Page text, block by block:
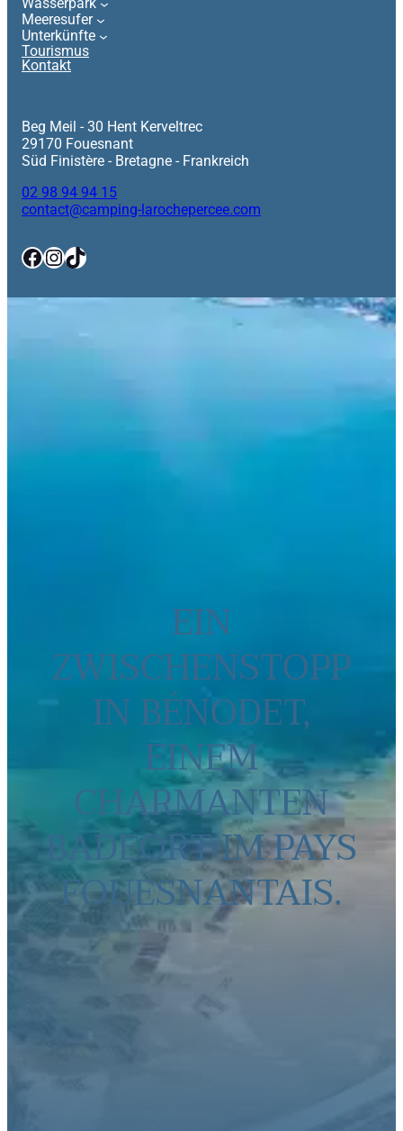
Meeresufer
Unterkünfte
Tourismus
Kontakt
Beg Meil - 30 Hent Kerveltrec
29170 Fouesnant
Süd Finistère - Bretagne - Frankreich
02 98 94 94 15
contact@camping-larochepercee.com
Facebook
Instagram
TikTok
EIN
ZWISCHENSTOPP
IN BÉNODET,
EINEM
CHARMANTEN
BADEORT IM PAYS
FOUESNANTAIS.